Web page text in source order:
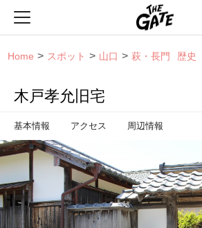
Home スポット 山口 萩・長門 歴史
木戸孝允旧宅
基本情報 アクセス 周辺情報